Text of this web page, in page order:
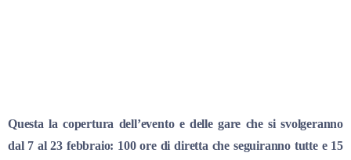
Questa la copertura dell’evento e delle gare che si svolgeranno
dal 7 al 23 febbraio: 100 ore di diretta che seguiranno tutte e 15